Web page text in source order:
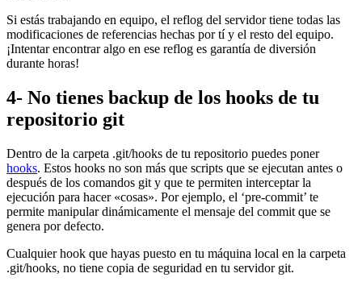
Si estás trabajando en equipo, el reflog del servidor tiene todas las
modificaciones de referencias hechas por tí y el resto del equipo.
¡Intentar encontrar algo en ese reflog es garantía de diversión
durante horas!
4- No tienes backup de los hooks de tu
repositorio git
Dentro de la carpeta .git/hooks de tu repositorio puedes poner
hooks. Estos hooks no son más que scripts que se ejecutan antes o
después de los comandos git y que te permiten interceptar la
ejecución para hacer «cosas». Por ejemplo, el ‘pre-commit’ te
permite manipular dinámicamente el mensaje del commit que se
genera por defecto.
Cualquier hook que hayas puesto en tu máquina local en la carpeta
.git/hooks, no tiene copia de seguridad en tu servidor git.